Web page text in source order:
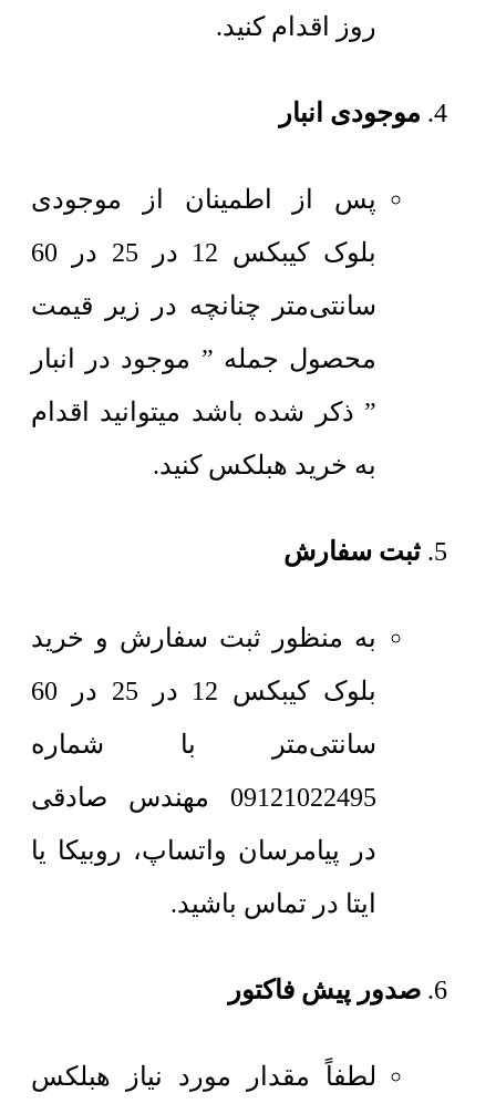
روز اقدام کنید.
موجودی انبار
پس از اطمینان از موجودی
بلوک کیبکس 12 در 25 در 60
سانتی‌متر چنانچه در زیر قیمت
محصول جمله ” موجود در انبار
” ذکر شده باشد میتوانید اقدام
به خرید هبلکس کنید.
ثبت سفارش
به منظور ثبت سفارش و خرید
بلوک کیبکس 12 در 25 در 60
سانتی‌متر با شماره
09121022495 مهندس صادقی
در پیامرسان واتساپ، روبیکا یا
ایتا در تماس باشید.
صدور پیش فاکتور
لطفاً مقدار مورد نیاز هبلکس